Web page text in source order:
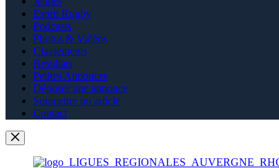
Esprit Rugby
Podcasts
Photos & Vidéos
Classements
Résultats
Petites Annonces
Déposer une annonce
Soumettre un article
Contact